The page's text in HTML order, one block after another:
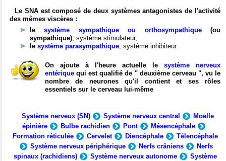
Le SNA est composé de deux systèmes antagonistes de l'activité
des mêmes viscères :
lesystème sympathique ou orthosympathique(ou
sympathique), système stimulateur,
le système parasympathique, système inhibiteur.
On ajoute à l'heure actuelle le système nerveux
entérique qui est qualifié de " deuxième cerveau ", vu le
nombre de neurones qu'il contient et ses rôles
essentiels sur le cerveau lui-même
Système nerveux (SN) Système nerveux central
Moelle
épinière
Bulbe rachidien Pont
Mésencéphale
Formation réticulée
Cervelet Diencéphale
Télencéphale
Système nerveux périphérique
Nerfs crâniens
Nerfs
spinaux (rachidiens)
Système nerveux autonome
Système